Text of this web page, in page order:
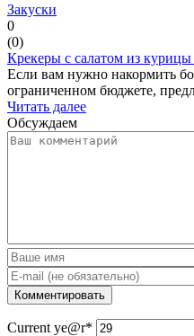
Закуски
0
(0)
Крекеры с салатом из курицы
Если вам нужно накормить
ограниченном бюджете,
Читать далее
Обсуждаем
Current ye@r*